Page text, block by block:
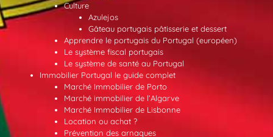
Culture
Azulejos
Gâteau portugais pâtisserie et dessert
Apprendre le portugais du Portugal (européen)
Le système fiscal portugais
Le système de santé au Portugal
Immobilier Portugal le guide complet
Marché Immobilier de Porto
Marché immobilier de l’Algarve
Marché Immobilier de Lisbonne
Location ou achat ?
Prévention des arnaques